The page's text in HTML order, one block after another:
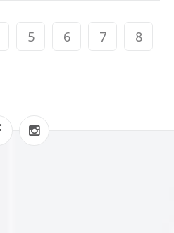
5 6 7
8